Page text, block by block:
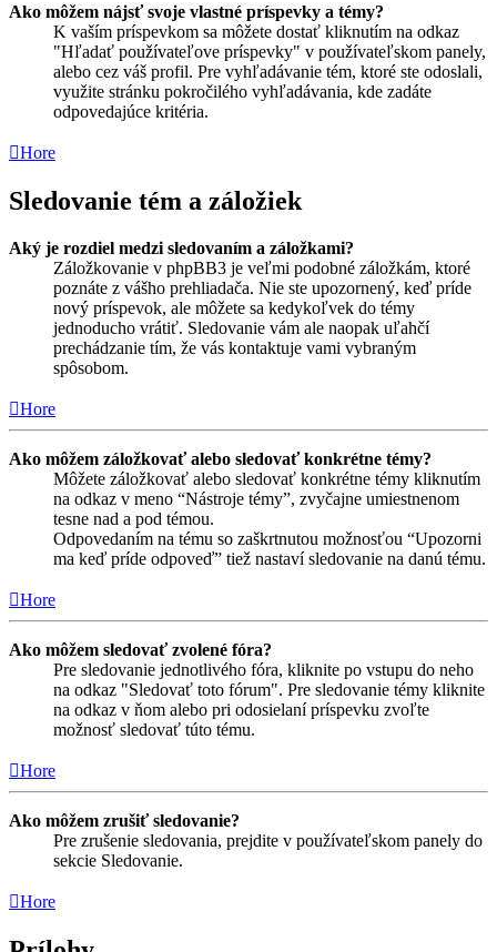
Ako môžem nájsť svoje vlastné príspevky a témy?
K vaším príspevkom sa môžete dostať kliknutím na odkaz
"Hľadať používateľove príspevky" v používateľskom panely,
alebo cez váš profil. Pre vyhľadávanie tém, ktoré ste odoslali,
využite stránku pokročilého vyhľadávania, kde zadáte
odpovedajúce kritéria.
Hore
Sledovanie tém a záložiek
Aký je rozdiel medzi sledovaním a záložkami?
Záložkovanie v phpBB3 je veľmi podobné záložkám, ktoré
poznáte z vášho prehliadača. Nie ste upozornený, keď príde
nový príspevok, ale môžete sa kedykoľvek do témy
jednoducho vrátiť. Sledovanie vám ale naopak uľahčí
prechádzanie tím, že vás kontaktuje vami vybraným
spôsobom.
Hore
Ako môžem záložkovať alebo sledovať konkrétne témy?
Môžete záložkovať alebo sledovať konkrétne témy kliknutím
na odkaz v meno “Nástroje témy”, zvyčajne umiestnenom
tesne nad a pod témou.
Odpovedaním na tému so zaškrtnutou možnosťou “Upozorni
ma keď príde odpoveď” tiež nastaví sledovanie na danú tému.
Hore
Ako môžem sledovať zvolené fóra?
Pre sledovanie jednotlivého fóra, kliknite po vstupu do neho
na odkaz "Sledovať toto fórum". Pre sledovanie témy kliknite
na odkaz v ňom alebo pri odosielaní príspevku zvoľte
možnosť sledovať túto tému.
Hore
Ako môžem zrušiť sledovanie?
Pre zrušenie sledovania, prejdite v používateľskom panely do
sekcie Sledovanie.
Hore